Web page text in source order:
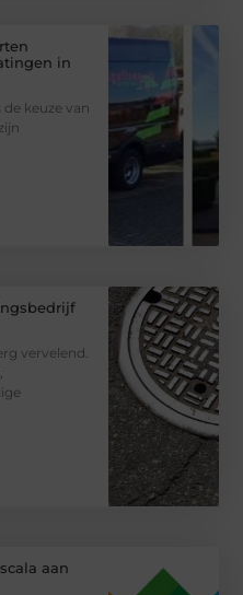
in
keuze van
vervelend.
aan